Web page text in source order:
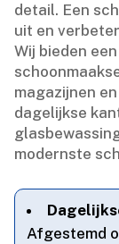
detail.​ Een
uit en
Wij bieden
magazijnen
dagelijkse
modernste
Afgestemd